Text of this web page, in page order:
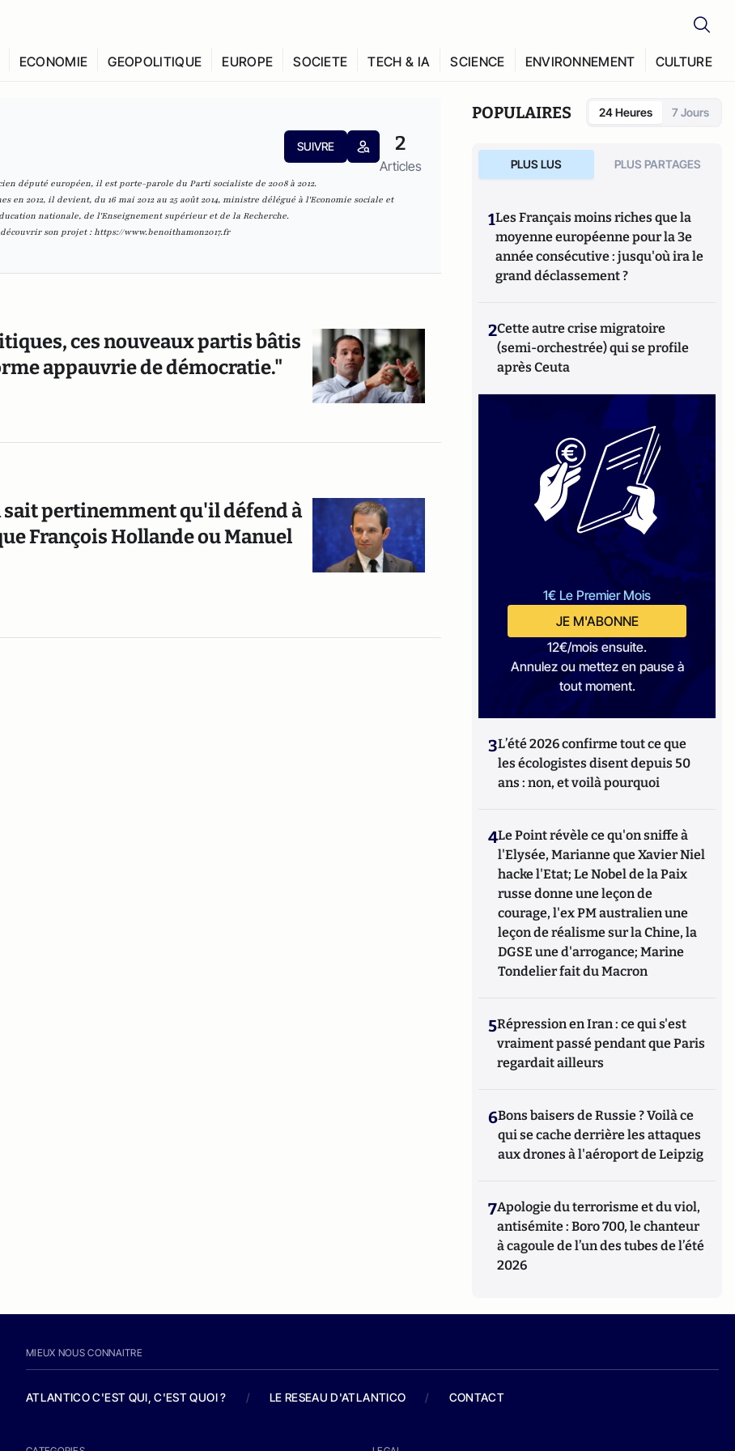
ECONOMIE GEOPOLITIQUE EUROPE SOCIETE TECH & IA SCIENCE ENVIRONNEMENT CULTURE
SUIVRE 2
Articles
député européen, il est porte-parole du Parti socialiste de 2008 à 2012.
2012, il devient, du 16 mai 2012 au 25 août 2014, ministre délégué à l'Economie sociale et
nationale, de l'Enseignement supérieur et de la Recherche.
son projet :https://www.benoithamon2017.fr
ces nouveaux partis bâtis
appauvrie de démocratie."
pertinemment qu'il défend à
François Hollande ou Manuel
POPULAIRES 24 Heures 7 Jours
PLUS LUS PLUS PARTAGES
1Les Français moins riches que la
moyenne européenne pour la 3e
année consécutive : jusqu'où ira le
grand déclassement ?
2Cette autre crise migratoire
(semi-orchestrée) qui se profile
après Ceuta
1€ Le Premier Mois
JE M'ABONNE
12€/mois ensuite.
Annulez ou mettez en pause à
tout moment.
3L’été 2026 confirme tout ce que
les écologistes disent depuis 50
ans : non, et voilà pourquoi
4Le Point révèle ce qu'on sniffe à
l'Elysée, Marianne que Xavier Niel
hacke l'Etat; Le Nobel de la Paix
russe donne une leçon de
courage, l'ex PM australien une
leçon de réalisme sur la Chine, la
DGSE une d'arrogance; Marine
Tondelier fait du Macron
5Répression en Iran : ce qui s'est
vraiment passé pendant que Paris
regardait ailleurs
6Bons baisers de Russie ? Voilà ce
qui se cache derrière les attaques
aux drones à l'aéroport de Leipzig
7Apologie du terrorisme et du viol,
antisémite : Boro 700, le chanteur
à cagoule de l’un des tubes de l’été
2026
MIEUX NOUS CONNAITRE
ATLANTICO C'EST QUI, C'EST QUOI ? / LE RESEAU D'ATLANTICO / CONTACT